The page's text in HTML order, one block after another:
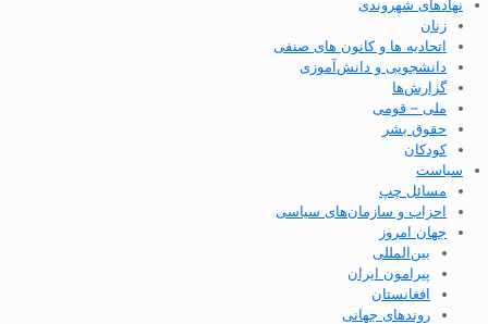
نهادهای شهروندی
زنان
اتحادیه ها و کانون های صنفی
دانشجویی و دانش‌آموزی
گزارش‌ها
ملی – قومی
حقوق بشر
کودکان
سیاست
مسائل چپ
احزاب و سازمان‌های سیاسی
جهان امروز
بین‌المللی
پیرامون ایران
افغانستان
روندهای جهانی